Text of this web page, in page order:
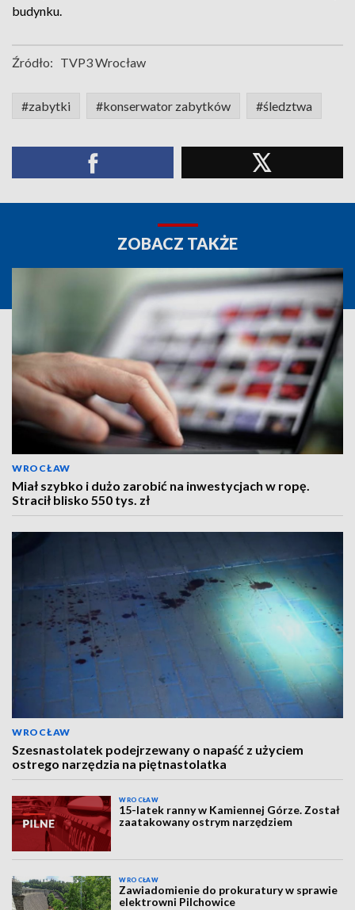
budynku.
Źródło: TVP3 Wrocław
#zabytki #konserwator zabytków #śledztwa
ZOBACZ TAKŻE
WROCŁAW
Miał szybko i dużo zarobić na inwestycjach w ropę.
Stracił blisko 550 tys. zł
WROCŁAW
Szesnastolatek podejrzewany o napaść z użyciem
ostrego narzędzia na piętnastolatka
WROCŁAW
15-latek ranny w Kamiennej Górze. Został
zaatakowany ostrym narzędziem
WROCŁAW
Zawiadomienie do prokuratury w sprawie
elektrowni Pilchowice